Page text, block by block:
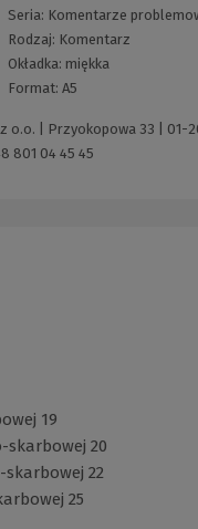
Seria: Komentarze
Rodzaj: Komentarz
Okładka: miękka
Format:A5
o.o. | Przyokopowa 33 | 01-
801 04 45 45
19
20
22
25